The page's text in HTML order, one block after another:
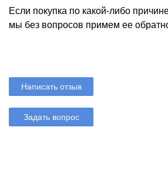
Если покупка по какой-либо
мы без вопросов примем ее
Написать отзыв
Задать вопрос